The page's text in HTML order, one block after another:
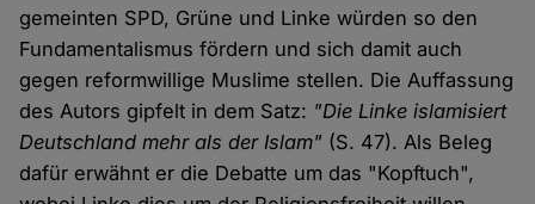
gemeinten SPD, Grüne und Linke würden so den
Fundamentalismus fördern und sich damit auch
gegen reformwillige Muslime stellen. Die Auffassung
des Autors gipfelt in dem Satz: "Die Linke islamisiert
Deutschland mehr als der Islam" (S. 47). Als Beleg
dafür erwähnt er die Debatte um das "Kopftuch",